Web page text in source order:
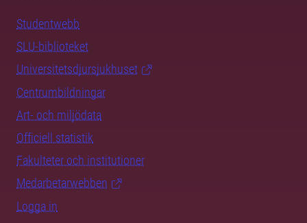
Studentwebb
SLU-biblioteket
Universitetsdjursjukhuset
Centrumbildningar
Art- och miljödata
Officiell statistik
Fakulteter och institutioner
Medarbetarwebben
Logga in